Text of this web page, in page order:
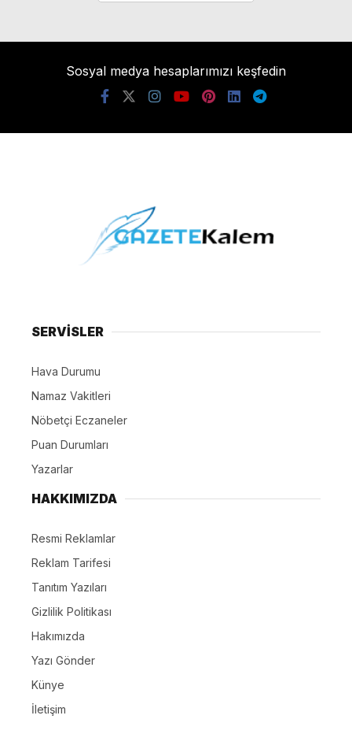
Sosyal medya hesaplarımızı keşfedin
SERVİSLER
Hava Durumu
Namaz Vakitleri
Nöbetçi Eczaneler
Puan Durumları
Yazarlar
HAKKIMIZDA
Resmi Reklamlar
Reklam Tarifesi
Tanıtım Yazıları
Gizlilik Politikası
Hakımızda
Yazı Gönder
Künye
İletişim